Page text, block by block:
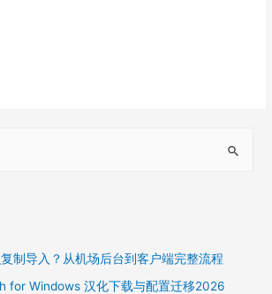
制导入？从机场后台到客户端完整流程
for Windows 汉化下载与配置迁移2026